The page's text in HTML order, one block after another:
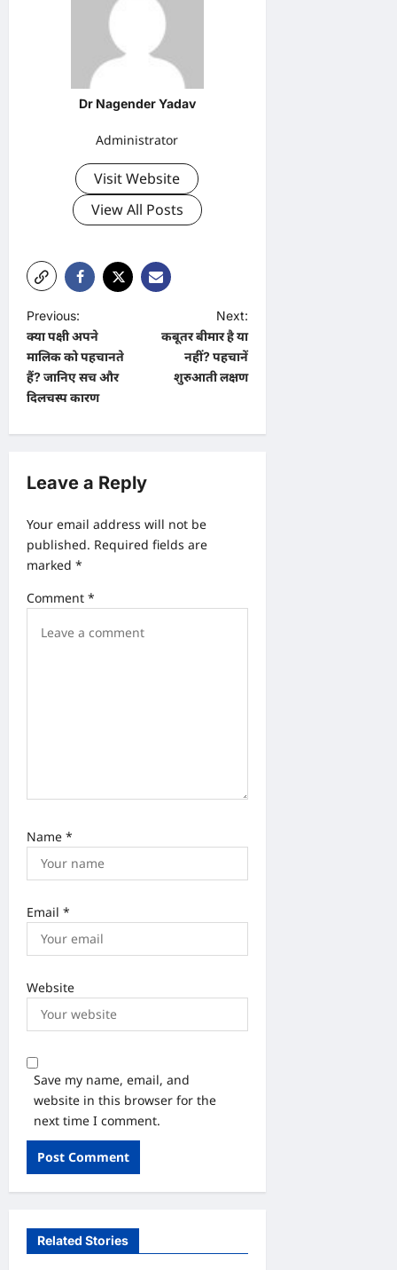
Dr Nagender Yadav
Administrator
Visit Website
View All Posts
P
o
s
t
v
g
a
t
Previous:
क्या पक्षी अपने
मालिक को पहचानते
हैं? जानिए सच और
दिलचस्प कारण
Next:
कबूतर बीमार है या
नहीं? पहचानें
शुरुआती लक्षण
Leave a Reply
Your email address will not be
published. Required fields are
marked *
Comment *
Name *
Email *
Website
Save my name, email, and
website in this browser for the
next time I comment.
Related Stories